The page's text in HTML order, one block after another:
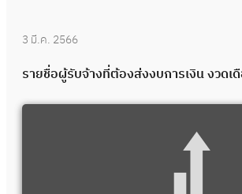
3 มี.ค. 2566
รายชื่อผู้รับจ้างที่ต้องส่งงบการเงิน งวด